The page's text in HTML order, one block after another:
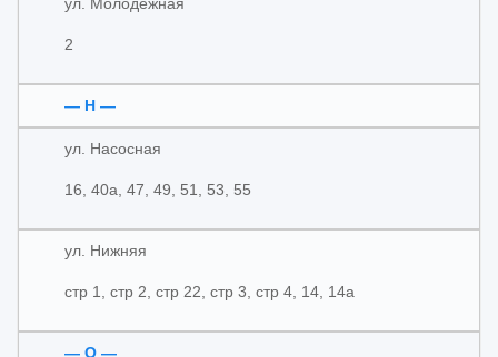
2
— Н —
ул. Насосная
16, 40а, 47, 49, 51, 53, 55
ул. Нижняя
стр 1, стр 2, стр 22, стр 3, стр 4, 14, 14а
— О —